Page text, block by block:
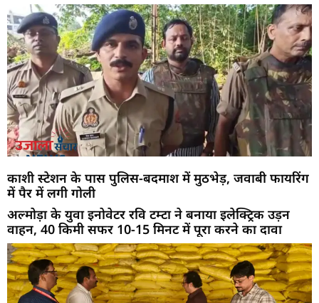
काशी स्टेशन के पास पुलिस-बदमाश में मुठभेड़, जवाबी फायरिंग
में पैर में लगी गोली
अल्मोड़ा के युवा इनोवेटर रवि टम्टा ने बनाया इलेक्ट्रिक उड़न
वाहन, 40 किमी सफर 10-15 मिनट में पूरा करने का दावा